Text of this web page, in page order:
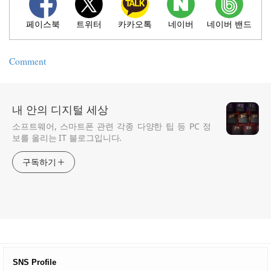
Comment
내 안의 디지털 세상
소프트웨어, 스마트폰 관련 각종 다양한 팁 등 PC 정
보를 올리는 IT 블로그입니다.
구독하기
SNS Profile